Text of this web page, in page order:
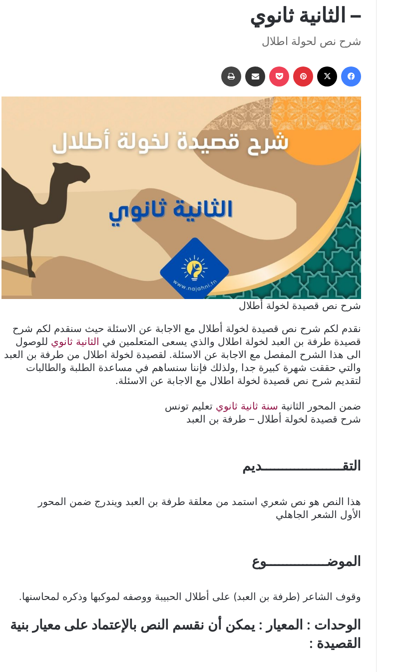
– الثانية ثانوي
شرح نص لحولة اطلال
فيسبوك بينتيريست ‫Pocket مشاركة عبر البريد
شرح نص قصيدة لخولة أطلال
نقدم لكم شرح نص قصيدة لخولة أطلال مع الاجابة عن الاسئلة حيث سنقدم لكم شرح
قصيدة طرفة بن العبد لخولة اطلال والذي يسعى المتعلمين في الثانية ثانوي للوصول
الى هذا الشرح المفصل مع الاجابة عن الاسئلة. لقصيدة لخولة اطلال من طرفة بن العبد
والتي حققت شهرة كبيرة جدا ,ولذلك فإننا سنساهم في مساعدة الطلبة والطالبات
لتقديم شرح نص قصيدة لخولة اطلال مع الاجابة عن الاسئلة.
ضمن المحور الثانية سنة ثانية ثانوي تعليم تونس
شرح قصيدة لخولة أطلال – طرفة بن العبد
التقــــــــــــــــــــديم
هذا النص هو نص شعري استمد من معلقة طرفة بن العبد ويندرج ضمن المحور
الأول الشعر الجاهلي
الموضـــــــــــــــوع
وقوف الشاعر (طرفة بن العبد) على أطلال الحبيبة ووصفه لموكبها وذكره لمحاسنها.
الوحدات : المعيار : يمكن أن نقسم النص بالإعتماد على معيار بنية
القصيدة :